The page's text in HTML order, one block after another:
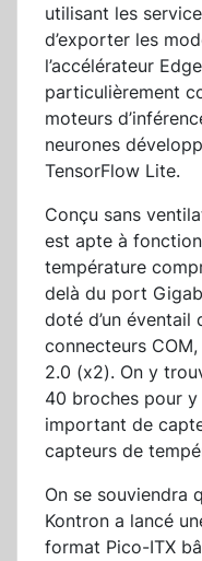
utilisant les
d’exporter les
l’accélérateur
particulièrement
moteurs
neurones
TensorFlow Lite.
Conçu sans
est apte à
température
delà du port
doté d’un éventail
connecteurs
2.0 (x2). On y
40 broches pour
important de
capteurs de
On se souviendra
Kontron a lancé
format Pico-ITX